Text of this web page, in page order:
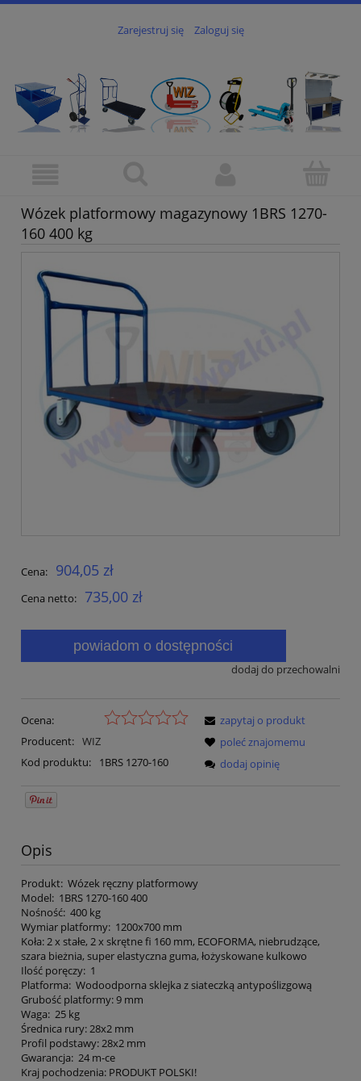
Zarejestruj się Zaloguj się
Wózek platformowy magazynowy 1BRS 1270-
160 400 kg
Cena: 904,05 zł
Cena netto: 735,00 zł
powiadom o dostępności
dodaj do przechowalni
Ocena:
Producent: WIZ
Kod produktu:
1BRS 1270-160
zapytaj o produkt
poleć znajomemu
dodaj opinię
Opis
Produkt: Wózek ręczny platformowy
Model: 1BRS 1270-160 400
Nośność: 400 kg
Wymiar platformy: 1200x700 mm
Koła: 2 x stałe, 2 x skrętne fi 160 mm, ECOFORMA, niebrudzące,
szara bieżnia, super elastyczna guma, łożyskowane kulkowo
Ilość poręczy: 1
Platforma: Wodoodporna sklejka z siateczką antypoślizgową
Grubość platformy: 9 mm
Waga: 25 kg
Średnica rury: 28x2 mm
Profil podstawy: 28x2 mm
Gwarancja: 24 m-ce
Kraj pochodzenia: PRODUKT POLSKI!